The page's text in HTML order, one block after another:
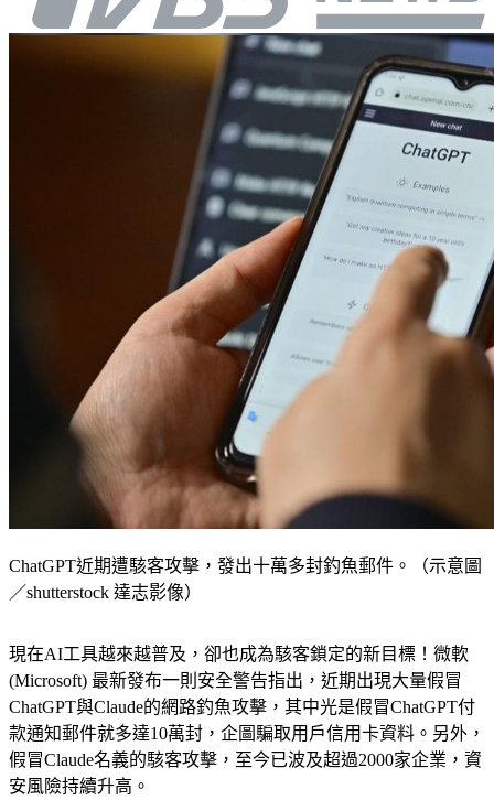
ChatGPT近期遭駭客攻擊，發出十萬多封釣魚郵件。（示意圖
／shutterstock 達志影像）
現在AI工具越來越普及，卻也成為駭客鎖定的新目標！微軟
(Microsoft) 最新發布一則安全警告指出，近期出現大量假冒
ChatGPT與Claude的網路釣魚攻擊，其中光是假冒ChatGPT付
款通知郵件就多達10萬封，企圖騙取用戶信用卡資料。另外，
假冒Claude名義的駭客攻擊，至今已波及超過2000家企業，資
安風險持續升高。